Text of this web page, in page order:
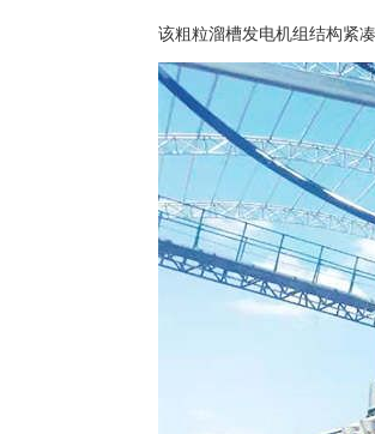
该粗粒溜槽发电机组结构紧